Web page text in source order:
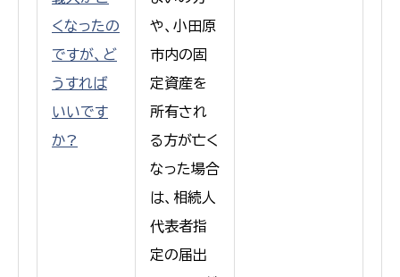
くなったの
ですが、ど
うすれば
いいです
か?
や、小田原
市内の固
定資産を
所有され
る方が亡く
なった場合
は、相続人
代表者指
定の届出